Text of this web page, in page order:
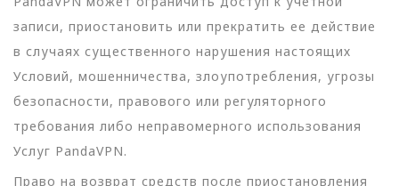
записи, приостановить или прекратить ее действие
в случаях существенного нарушения настоящих
Условий, мошенничества, злоупотребления, угрозы
безопасности, правового или регуляторного
требования либо неправомерного использования
Услуг PandaVPN.
Право на возврат средств после приостановления